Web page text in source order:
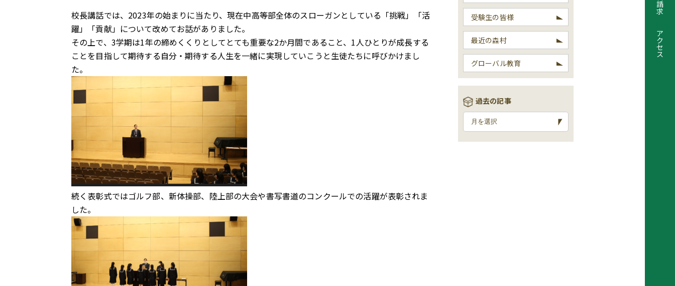
請
求
ア
ク
セ
ス
校長講話では、2023年の始まりに当たり、現在中高等部全体のスローガンとしている「挑戦」「活
躍」「貢献」について改めてお話がありました。
その上で、3学期は1年の締めくくりとしてとても重要な2か月間であること、1人ひとりが成長する
ことを目指して期待する自分・期待する人生を一緒に実現していこうと生徒たちに呼びかけまし
た。
続く表彰式ではゴルフ部、新体操部、陸上部の大会や書写書道のコンクールでの活躍が表彰されま
した。
受験生の皆様
最近の森村
グローバル教育
過去の記事